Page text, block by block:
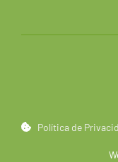
Política de